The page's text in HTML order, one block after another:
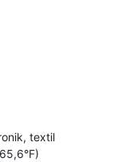
textil